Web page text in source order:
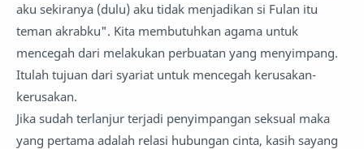
aku sekiranya (dulu) aku tidak menjadikan si Fulan itu
teman akrabku". Kita membutuhkan agama untuk
mencegah dari melakukan perbuatan yang menyimpang.
Itulah tujuan dari syariat untuk mencegah kerusakan-
kerusakan.
Jika sudah terlanjur terjadi penyimpangan seksual maka
yang pertama adalah relasi hubungan cinta, kasih sayang